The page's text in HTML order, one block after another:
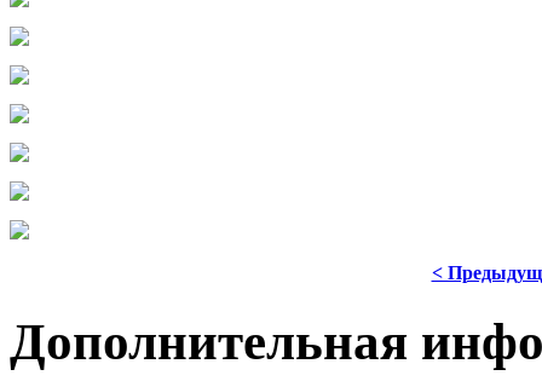
<
Дополнительная